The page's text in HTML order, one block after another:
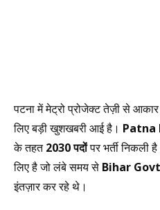
पटना में मेट्रो प्रोजेक्ट तेज़ी से
लिए बड़ी खुशखबरी आई है। Patna
के तहत2030 पदोंपर भर्ती निकली
लिए है जो लंबे समय से Bihar
इंतज़ार कर रहे थे।